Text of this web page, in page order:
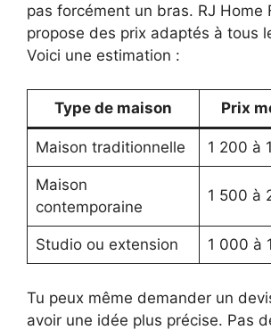
pas forcément un bras. RJ Home
propose des prix adaptés à tous
Voici une estimation :
Type de maison Prix
Maison traditionnelle 1 200 à
Maison
contemporaine
1 500 à
Studio ou extension 1 000 à
Tu peux même demander un
avoir une idée plus précise. Pas